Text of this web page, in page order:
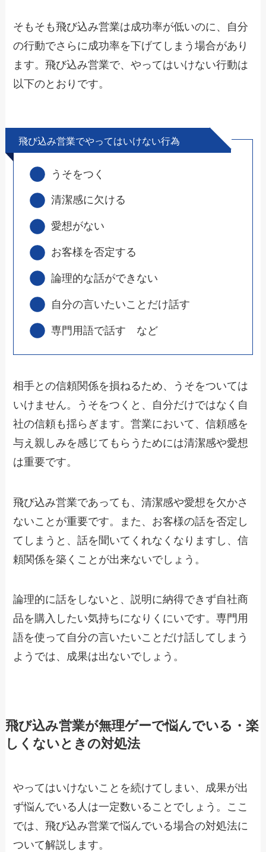
そもそも飛び込み営業は成功率が低いのに、自分
の行動でさらに成功率を下げてしまう場合があり
ます。飛び込み営業で、やってはいけない行動は
以下のとおりです。
飛び込み営業でやってはいけない行為
うそをつく
清潔感に欠ける
愛想がない
お客様を否定する
論理的な話ができない
自分の言いたいことだけ話す
専門用語で話す など
相手との信頼関係を損ねるため、うそをついては
いけません。うそをつくと、自分だけではなく自
社の信頼も揺らぎます。営業において、信頼感を
与え親しみを感じてもらうためには清潔感や愛想
は重要です。
飛び込み営業であっても、清潔感や愛想を欠かさ
ないことが重要です。また、お客様の話を否定し
てしまうと、話を聞いてくれなくなりますし、信
頼関係を築くことが出来ないでしょう。
論理的に話をしないと、説明に納得できず自社商
品を購入したい気持ちになりくにいです。専門用
語を使って自分の言いたいことだけ話してしまう
ようでは、成果は出ないでしょう。
飛び込み営業が無理ゲーで悩んでいる・楽
しくないときの対処法
やってはいけないことを続けてしまい、成果が出
ず悩んでいる人は一定数いることでしょう。ここ
では、飛び込み営業で悩んでいる場合の対処法に
ついて解説します。